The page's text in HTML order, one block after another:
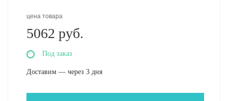
цена товара
5062 руб.
Под заказ
Доставим — через 3 дня